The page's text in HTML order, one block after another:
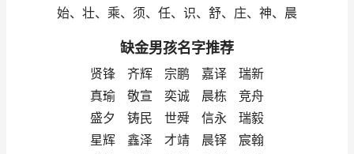
始、壮、乘、须、任、识、舒、庄、神、晨
缺金男孩名字推荐
贤锋 齐辉 宗鹏 嘉译 瑞新
真瑜 敬宣 奕诚 晨栋 竞舟
盛夕 铸民 世舜 信永 瑞毅
星辉 鑫泽 才靖 晨铎 宸翰